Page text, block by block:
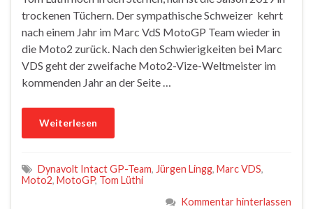
trockenen Tüchern. Der sympathische Schweizer kehrt
nach einem Jahr im Marc VdS MotoGP Team wieder in
die Moto2 zurück. Nach den Schwierigkeiten bei Marc
VDS geht der zweifache Moto2-Vize-Weltmeister im
kommenden Jahr an der Seite …
Weiterlesen
Dynavolt Intact GP-Team, Jürgen Lingg, Marc VDS,
Moto2, MotoGP, Tom Lüthi
Kommentar hinterlassen